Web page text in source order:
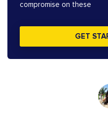
compromise on these
GET